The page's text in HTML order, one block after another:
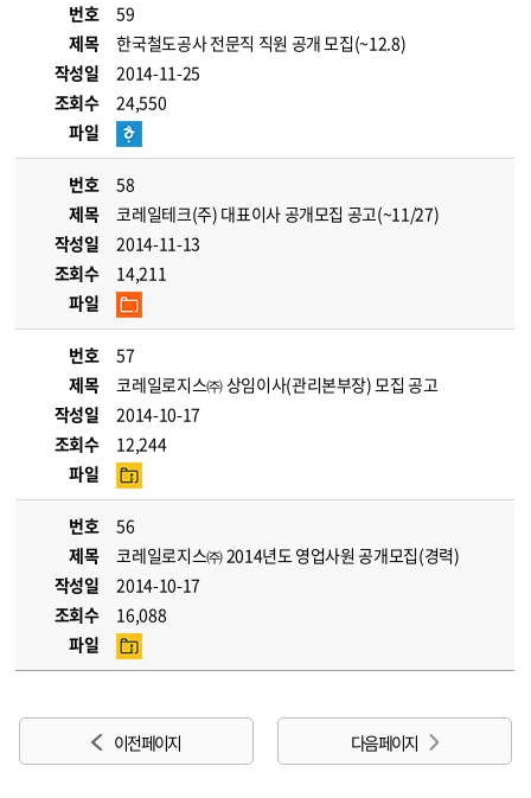
번호
59
제목
한국철도공사 전문직 직원 공개 모집(~12.8)
작성일
2014-11-25
조회수
24,550
파일
번호
58
제목
코레일테크(주) 대표이사 공개모집 공고(~11/27)
작성일
2014-11-13
조회수
14,211
파일
번호
57
제목
코레일로지스㈜ 상임이사(관리본부장) 모집 공고
작성일
2014-10-17
조회수
12,244
파일
번호
56
제목
코레일로지스㈜ 2014년도 영업사원 공개모집(경력)
작성일
2014-10-17
조회수
16,088
파일
이전 페이지 다음 페이지